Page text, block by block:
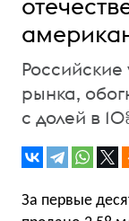
Российские
рынка,
с долей в
За первые